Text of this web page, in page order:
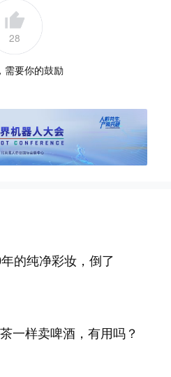
28
需要你的鼓励
的纯净彩妆，倒了
一样卖啤酒，有用吗？